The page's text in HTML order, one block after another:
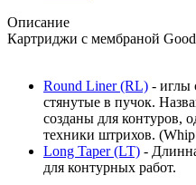
Описание
Картриджи с мембраной
Round Liner (RL) - иглы
стянутые в пучок.
созданы для контуров,
техники штрихов.
Long Taper (LT) -
для контурных работ.